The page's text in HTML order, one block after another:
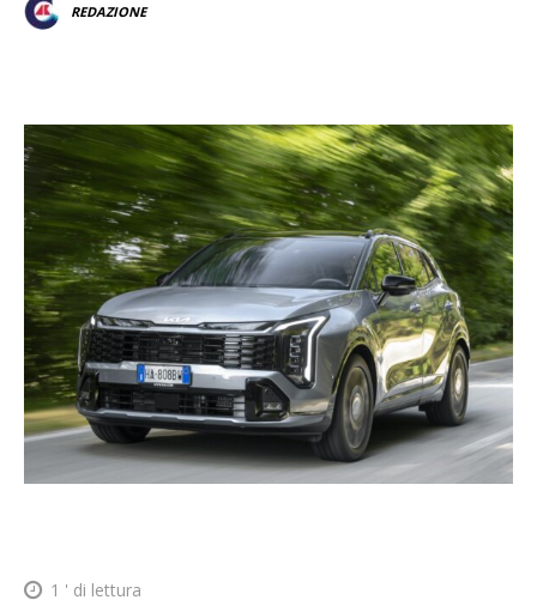
REDAZIONE
1 ' di lettura